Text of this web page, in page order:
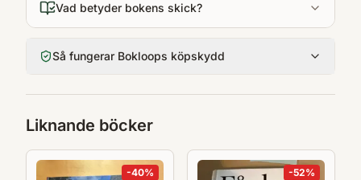
Vad betyder bokens skick?
Så fungerar Bokloops köpskydd
Liknande böcker
-40% -52%